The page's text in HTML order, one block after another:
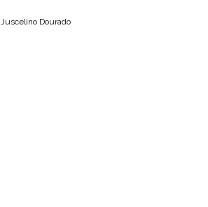
Juscelino Dourado